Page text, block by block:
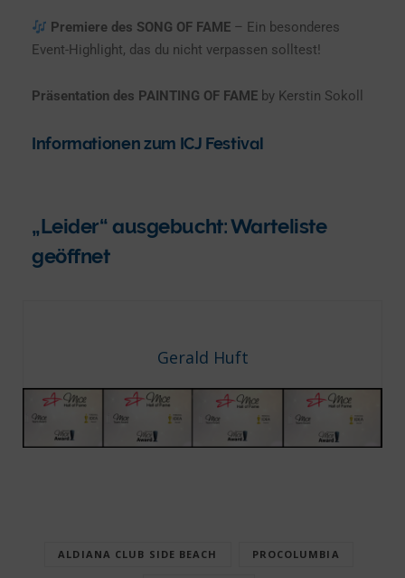
Premiere des SONG OF FAME – Ein besonderes
Event-Highlight, das du nicht verpassen solltest!
Präsentation des PAINTING OF FAME by Kerstin Sokoll
Informationen zum ICJ Festival
„Leider“ ausgebucht: Warteliste
geöffnet
Gerald Huft
ALDIANA CLUB SIDE BEACH PROCOLUMBIA